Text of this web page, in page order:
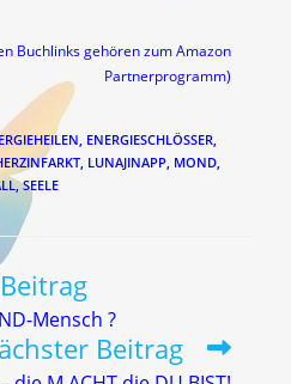
Buchlinks gehören zum Amazon
Partnerprogramm)
ENERGIESCHLÖSSER
LUNAJINAPP MOND
, SEELE
Mensch ?
Beitrag